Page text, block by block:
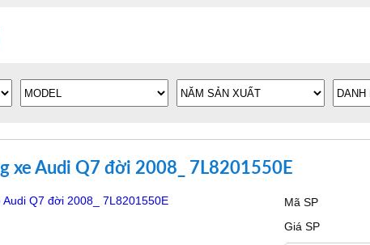
xe Audi Q7 đời 2008_ 7L8201550E
Mã SP
Giá SP